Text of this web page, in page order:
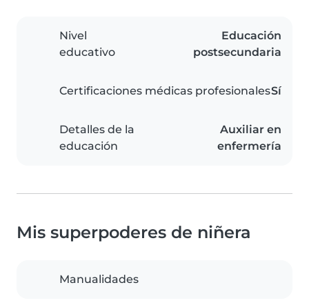
Nivel
educativo
Educación
postsecundaria
Certificaciones médicas profesionalesSí
Detalles de la
educación
Auxiliar en
enfermería
Mis superpoderes de niñera
Manualidades